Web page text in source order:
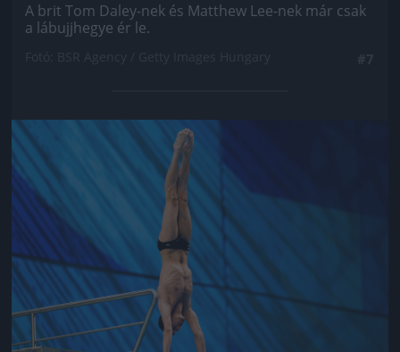
A brit Tom Daley-nek és Matthew Lee-nek már csak
a lábujjhegye ér le.
Jön még kép!